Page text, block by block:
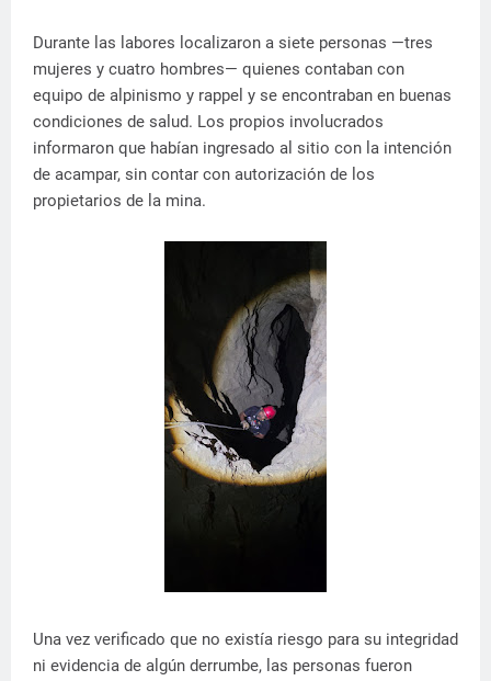
Durante las labores localizaron a siete personas —tres
mujeres y cuatro hombres— quienes contaban con
equipo de alpinismo y rappel y se encontraban en buenas
condiciones de salud. Los propios involucrados
informaron que habían ingresado al sitio con la intención
de acampar, sin contar con autorización de los
propietarios de la mina.
Una vez verificado que no existía riesgo para su integridad
ni evidencia de algún derrumbe, las personas fueron